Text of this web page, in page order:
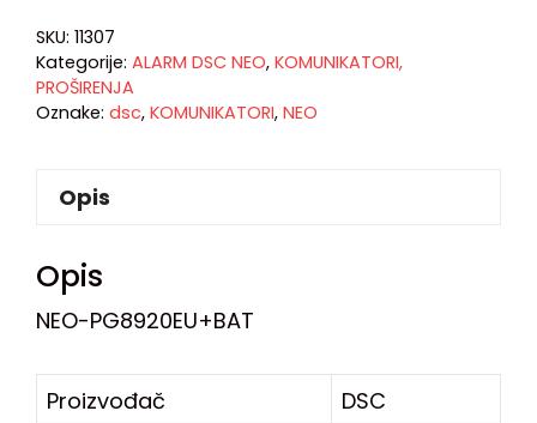
SKU: 11307
Kategorije: ALARM DSC NEO, KOMUNIKATORI,
PROŠIRENJA
Oznake: dsc, KOMUNIKATORI, NEO
Opis
Opis
NEO-PG8920EU+BAT
Proizvođač
DSC